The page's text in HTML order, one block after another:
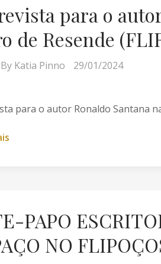
para o
de Resende
By Katia Pinno 29/01/2024
para o autor Ronaldo Santana
is
PAPO
NO